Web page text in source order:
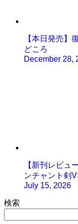
【本日発売】
どころ
December 28,
【新刊レビュ
ンチャント剣
July 15, 2026
検索